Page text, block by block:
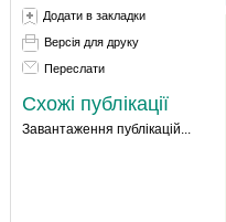
Додати в закладки
Версія для друку
Переслати
Схожі публікації
Завантаження публікацій...